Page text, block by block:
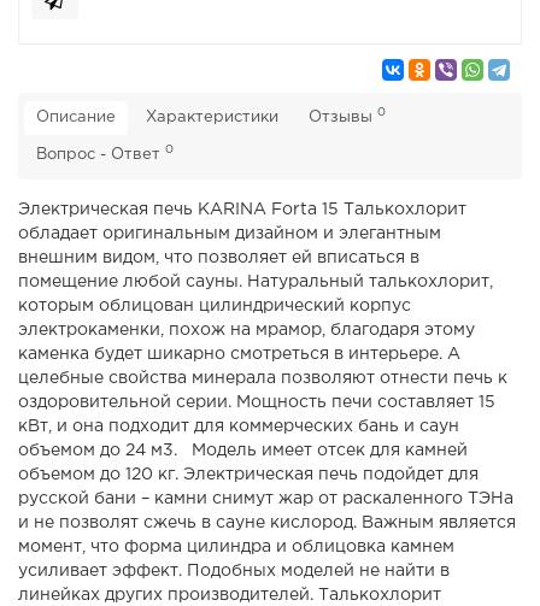
Описание Характеристики Отзывы 0
Вопрос - Ответ 0
Электрическая печь KARINA Forta 15 Талькохлорит
обладает оригинальным дизайном и элегантным
внешним видом, что позволяет ей вписаться в
помещение любой сауны. Натуральный талькохлорит,
которым облицован цилиндрический корпус
электрокаменки, похож на мрамор, благодаря этому
каменка будет шикарно смотреться в интерьере. А
целебные свойства минерала позволяют отнести печь к
оздоровительной серии. Мощность печи составляет 15
кВт, и она подходит для коммерческих бань и саун
объемом до 24 м3. Модель имеет отсек для камней
объемом до 120 кг. Электрическая печь подойдет для
русской бани – камни снимут жар от раскаленного ТЭНа
и не позволят сжечь в сауне кислород. Важным является
момент, что форма цилиндра и облицовка камнем
усиливает эффект. Подобных моделей не найти в
линейках других производителей. Талькохлорит